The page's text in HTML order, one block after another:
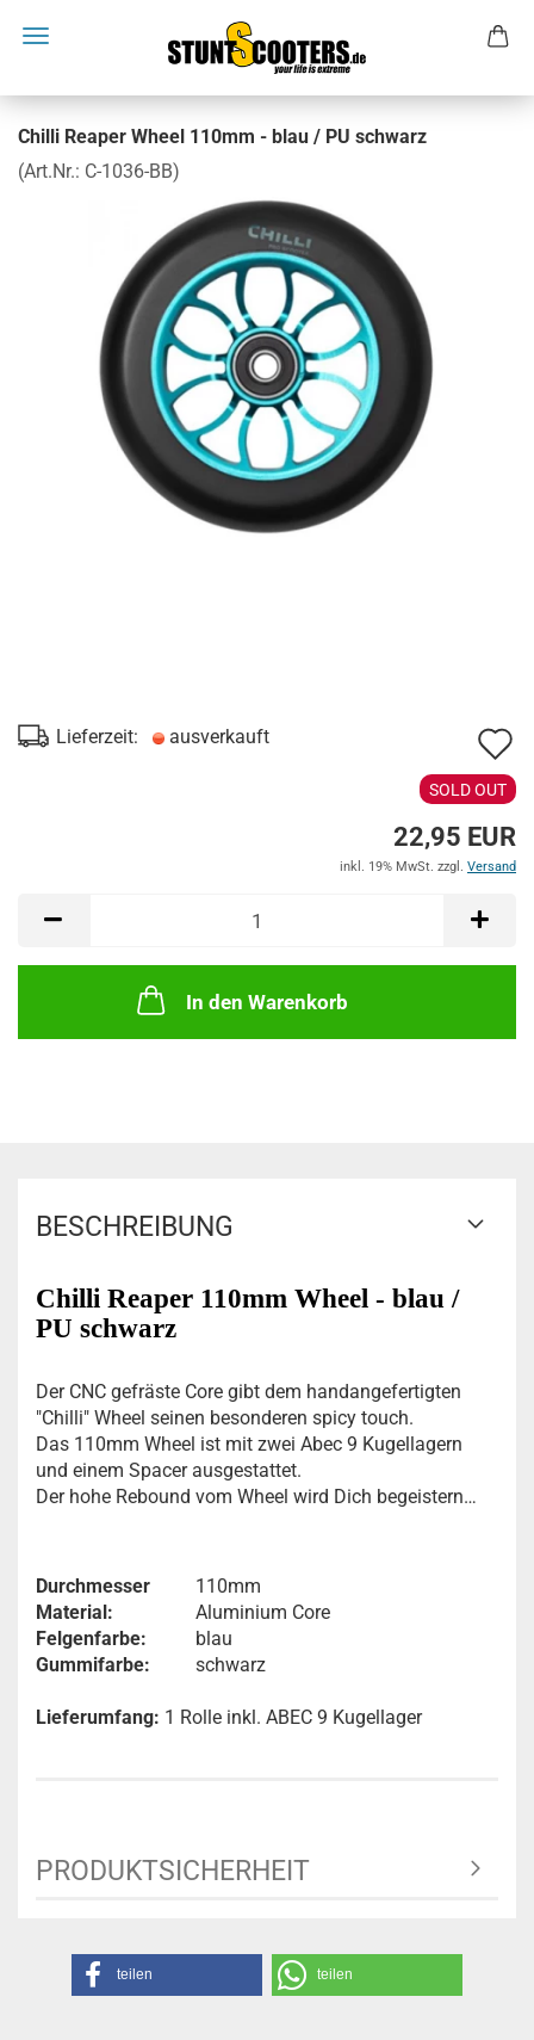
Chilli Reaper Wheel 110mm - blau / PU schwarz
(Art.Nr.: C-1036-BB)
Lieferzeit: ausverkauft
SOLD OUT
22,95 EUR
inkl. 19% MwSt. zzgl. Versand
In den Warenkorb
BESCHREIBUNG
Chilli Reaper 110mm Wheel - blau /
PU schwarz
Der CNC gefräste Core gibt dem handangefertigten
"Chilli" Wheel seinen besonderen spicy touch.
Das 110mm Wheel ist mit zwei Abec 9 Kugellagern
und einem Spacer ausgestattet.
Der hohe Rebound vom Wheel wird Dich begeistern…
Durchmesser
Material:
Felgenfarbe:
Gummifarbe:
110mm
Aluminium Core
blau
schwarz
Lieferumfang: 1 Rolle inkl. ABEC 9 Kugellager
PRODUKTSICHERHEIT
teilen teilen